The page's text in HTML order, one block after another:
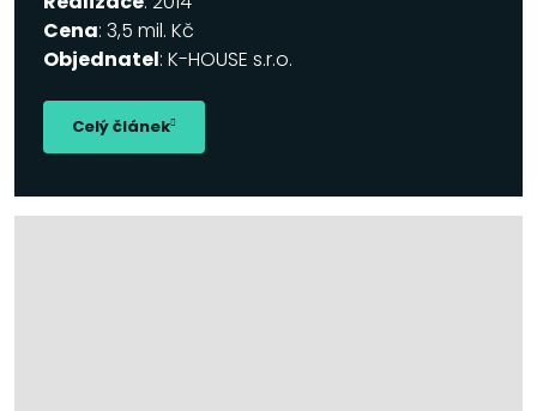
Cena: 3,5 mil. Kč
Objednatel: K-HOUSE s.r.o.
Celý článek